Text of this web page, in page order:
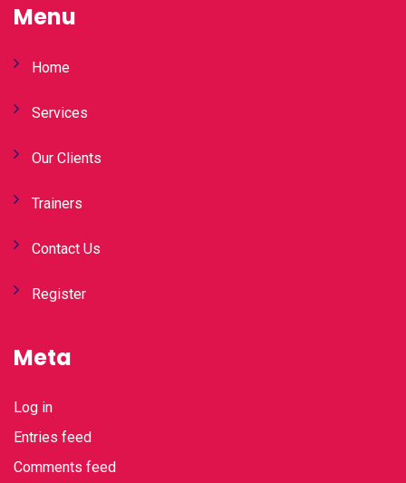
Menu
Home
Services
Our Clients
Trainers
Contact Us
Register
Meta
Log in
Entries feed
Comments feed